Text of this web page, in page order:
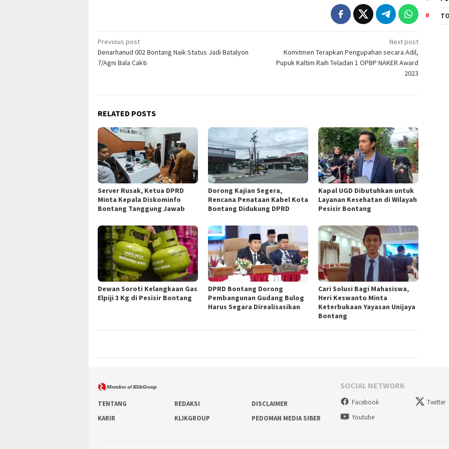
Post
navigation
Previous post
Denarhanud 002 Bontang Naik Status Jadi Batalyon
7/Agni Bala Cakti
Next post
Komitmen Terapkan Pengupahan secara Adil,
Pupuk Kaltim Raih Teladan 1 OPBP NAKER Award
2023
RELATED POSTS
Server Rusak, Ketua DPRD
Minta Kepala Diskominfo
Bontang Tanggung Jawab
Dorong Kajian Segera,
Rencana Penataan Kabel Kota
Bontang Didukung DPRD
Kapal UGD Dibutuhkan untuk
Layanan Kesehatan di Wilayah
Pesisir Bontang
Dewan Soroti Kelangkaan Gas
Elpiji 3 Kg di Pesisir Bontang
DPRD Bontang Dorong
Pembangunan Gudang Bulog
Harus Segara Direalisasikan
Cari Solusi Bagi Mahasiswa,
Heri Keswanto Minta
Keterbukaan Yayasan Unijaya
Bontang
TENTANG REDAKSI
DISCLAIMER
KARIR
KLIKGROUP PEDOMAN MEDIA SIBER
SOCIAL NETWORK
Facebook
Twitter
Youtube